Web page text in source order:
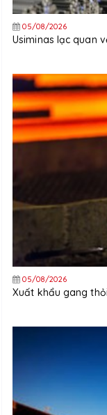
05/08/2026
Usiminas lạc quan
05/08/2026
Xuất khẩu gang